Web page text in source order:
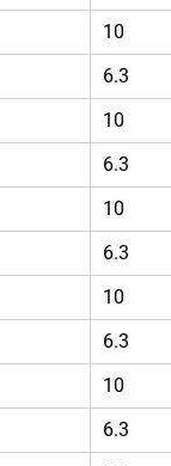
10
6.3
10
6.3
10
6.3
10
6.3
10
6.3